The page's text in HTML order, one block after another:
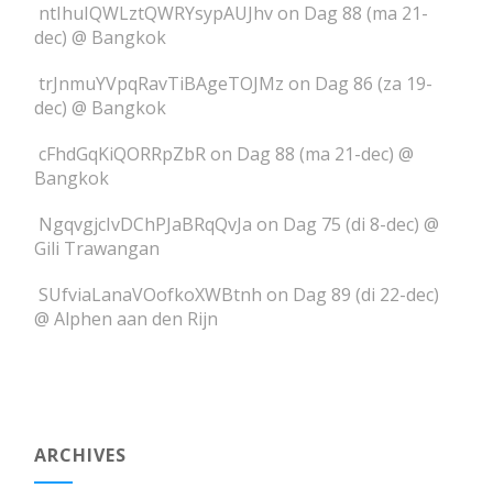
ntIhuIQWLztQWRYsypAUJhvon Dag 88 (ma 21-
dec) @ Bangkok
trJnmuYVpqRavTiBAgeTOJMz on Dag 86 (za 19-
dec) @ Bangkok
cFhdGqKiQORRpZbRon Dag 88 (ma 21-dec) @
Bangkok
NgqvgjcIvDChPJaBRqQvJa on Dag 75 (di 8-dec) @
Gili Trawangan
SUfviaLanaVOofkoXWBtnh on Dag 89 (di 22-dec)
@ Alphen aan den Rijn
ARCHIVES